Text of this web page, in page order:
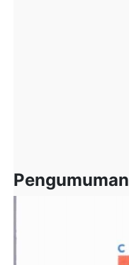
Pengumuman